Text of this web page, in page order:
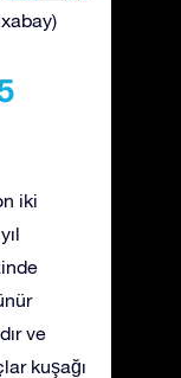
iki
ve
kuşağı